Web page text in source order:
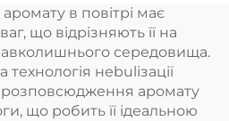
диффузер
Автомобільне
свіжильник повітря
Безводний
в повітрі має
що відрізняють її на
середовища.
неbulізації
розповсюдження аромату
що робить її ідеальною